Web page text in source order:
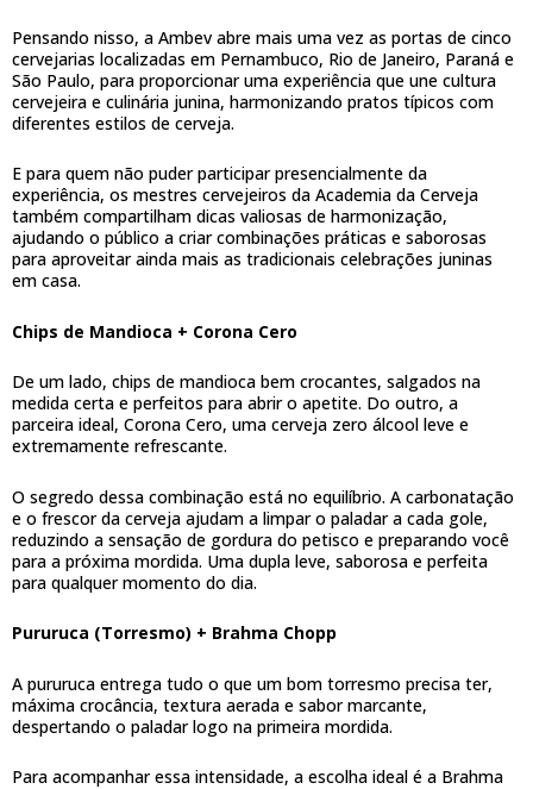
Pensando nisso, a Ambev abre mais uma vez as portas de cinco
cervejarias localizadas em Pernambuco, Rio de Janeiro, Paraná e
São Paulo, para proporcionar uma experiência que une cultura
cervejeira e culinária junina, harmonizando pratos típicos com
diferentes estilos de cerveja.
E para quem não puder participar presencialmente da
experiência, os mestres cervejeiros da Academia da Cerveja
também compartilham dicas valiosas de harmonização,
ajudando o público a criar combinações práticas e saborosas
para aproveitar ainda mais as tradicionais celebrações juninas
em casa.
Chips de Mandioca + Corona Cero
De um lado, chips de mandioca bem crocantes, salgados na
medida certa e perfeitos para abrir o apetite. Do outro, a
parceira ideal, Corona Cero, uma cerveja zero álcool leve e
extremamente refrescante.
O segredo dessa combinação está no equilíbrio. A carbonatação
e o frescor da cerveja ajudam a limpar o paladar a cada gole,
reduzindo a sensação de gordura do petisco e preparando você
para a próxima mordida. Uma dupla leve, saborosa e perfeita
para qualquer momento do dia.
Pururuca (Torresmo) + Brahma Chopp
A pururuca entrega tudo o que um bom torresmo precisa ter,
máxima crocância, textura aerada e sabor marcante,
despertando o paladar logo na primeira mordida.
Para acompanhar essa intensidade, a escolha ideal é a Brahma